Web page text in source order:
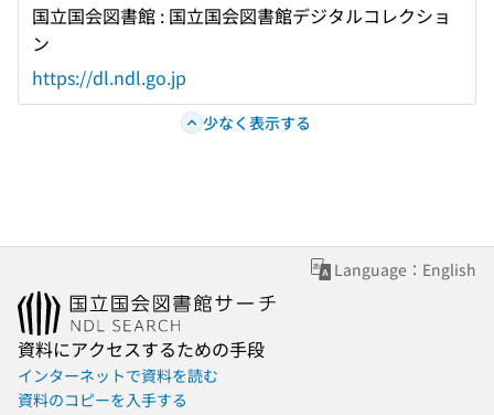
国立国会図書館 : 国立国会図書館デジタルコレクショ
ン
https://dl.ndl.go.jp
少なく表示する
Language：English
資料にアクセスするための手段
インターネットで資料を読む
資料のコピーを入手する